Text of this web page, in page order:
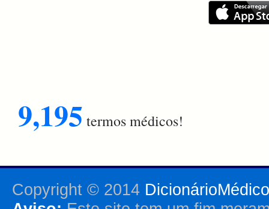
9,195 termos médicos!
Copyright © 2014